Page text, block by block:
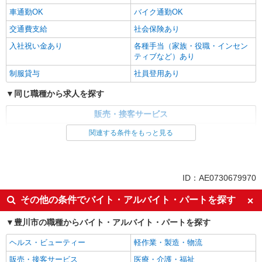
車通勤OK
バイク通勤OK
交通費支給
社会保険あり
入社祝い金あり
各種手当（家族・役職・インセン
ティブなど）あり
制服貸与
社員登用あり
同じ職種から求人を探す
販売・接客サービス
英語が活かせる
ボーナス・賞与あり
日払い
車通勤OK
交通費支給
社会保険あり
社員登用あり
関連する条件をもっと見る
ID：AE0730679970
その他の条件でバイト・アルバイト・パートを探す
豊川市の職種からバイト・アルバイト・パートを探す
ヘルス・ビューティー
軽作業・製造・物流
販売・接客サービス
医療・介護・福祉